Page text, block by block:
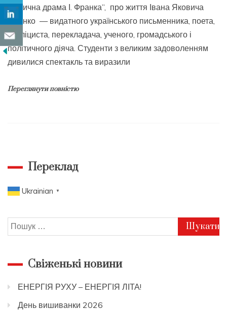
“Лірична драма І. Франка”, про життя Івана Яковича
Франко — видатного українського письменника, поета,
публіциста, перекладача, ученого, громадського і
політичного діяча. Студенти з великим задоволенням
дивилися спектакль та виразили
Переглянути повністю
Переклад
Ukrainian ▼
Пошук:
Свіженькі новини
ЕНЕРГІЯ РУХУ – ЕНЕРГІЯ ЛІТА!
День вишиванки 2026